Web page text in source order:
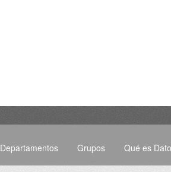
Departamentos Grupos Qué es